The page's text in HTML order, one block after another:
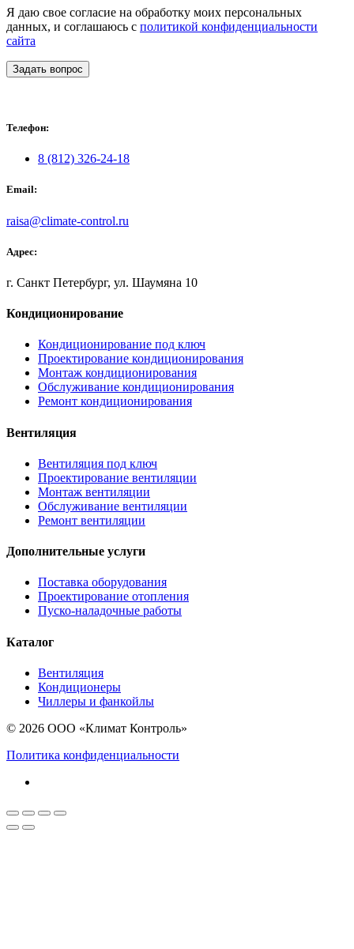
Я даю свое согласие на обработку моих персональных
данных, и соглашаюсь с политикой конфиденциальности
сайта
Задать вопрос
Телефон:
8 (812) 326-24-18
Email:
raisa@climate-control.ru
Адрес:
г. Санкт Петербург, ул. Шаумяна 10
Кондиционирование
Кондиционирование под ключ
Проектирование кондиционирования
Монтаж кондиционирования
Обслуживание кондиционирования
Ремонт кондиционирования
Вентиляция
Вентиляция под ключ
Проектирование вентиляции
Монтаж вентиляции
Обслуживание вентиляции
Ремонт вентиляции
Дополнительные услуги
Поставка оборудования
Проектирование отопления
Пуско-наладочные работы
Каталог
Вентиляция
Кондиционеры
Чиллеры и фанкойлы
© 2026 ООО «Климат Контроль»
Политика конфиденциальности